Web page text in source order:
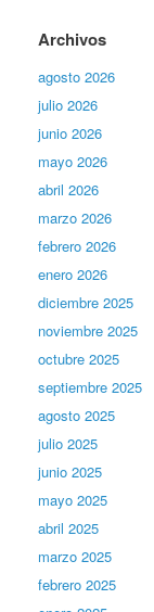
Archivos
agosto 2026
julio 2026
junio 2026
mayo 2026
abril 2026
marzo 2026
febrero 2026
enero 2026
diciembre 2025
noviembre 2025
octubre 2025
septiembre 2025
agosto 2025
julio 2025
junio 2025
mayo 2025
abril 2025
marzo 2025
febrero 2025